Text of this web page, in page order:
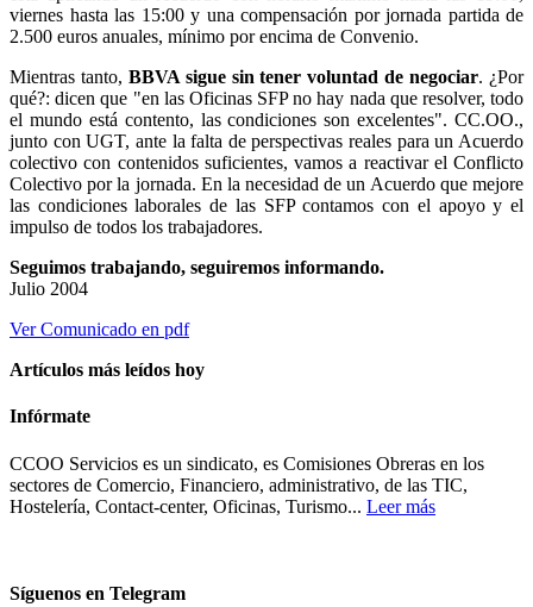
viernes hasta las 15:00 y una compensación por jornada partida de
2.500 euros anuales, mínimo por encima de Convenio.
Mientras tanto, BBVA sigue sin tener voluntad de negociar. ¿Por
qué?: dicen que "en las Oficinas SFP no hay nada que resolver, todo
el mundo está contento, las condiciones son excelentes". CC.OO.,
junto con UGT, ante la falta de perspectivas reales para un Acuerdo
colectivo con contenidos suficientes, vamos a reactivar el Conflicto
Colectivo por la jornada. En la necesidad de un Acuerdo que mejore
las condiciones laborales de las SFP contamos con el apoyo y el
impulso de todos los trabajadores.
Seguimos trabajando, seguiremos informando.
Julio 2004
Ver Comunicado en pdf
Artículos más leídos hoy
Infórmate
CCOO Servicios es un sindicato, es Comisiones Obreras en los
sectores de Comercio, Financiero, administrativo, de las TIC,
Hostelería, Contact-center, Oficinas, Turismo... Leer más
Síguenos en Telegram